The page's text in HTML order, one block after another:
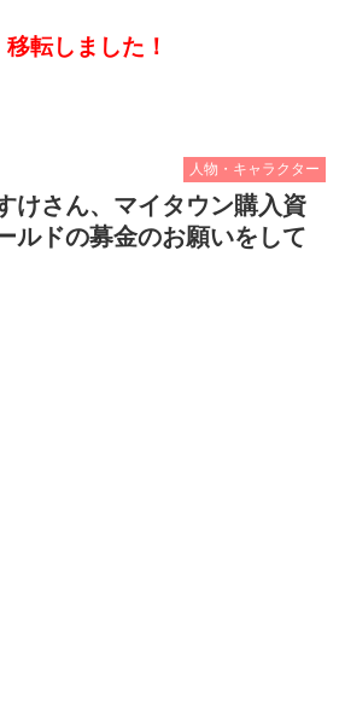
移転しました！
人物・キャラクター
けさん、マイタウン購入資
ルドの募金のお願いをして